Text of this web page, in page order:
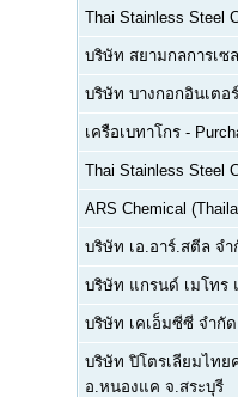
Thai Stainless Steel
บริษัท สยามกลการเซ
บริษัท บางกอกอินเตอ
เครือเบทาโกร -
Thai Stainless Steel
ARS Chemical
บริษัท เอ.อาร์.สตีล จำ
บริษัท แกรนด์ เมโทร
บริษัท เคเอ็มซีซี จำกัด
บริษัท ปิโตรเลียมไท
อ.หนองแค จ.สระบุรี